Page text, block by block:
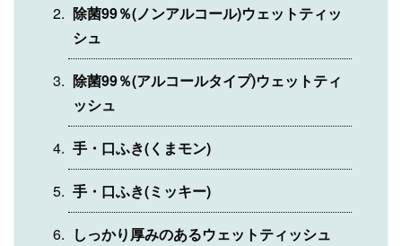
除菌99％(ノンアルコール)ウェットティッ
シュ
除菌99％(アルコールタイプ)ウェットティ
ッシュ
手・口ふき(くまモン)
手・口ふき(ミッキー)
しっかり厚みのあるウェットティッシュ